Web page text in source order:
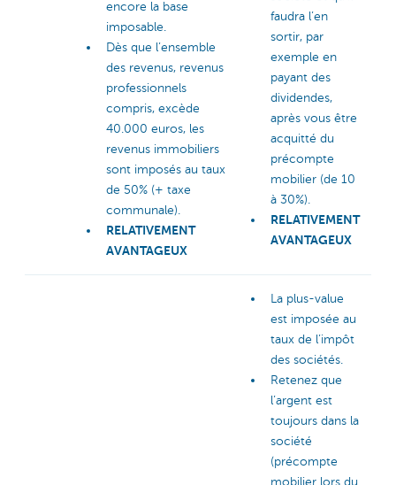
encore la base
imposable.
Dès que l’ensemble
des revenus, revenus
professionnels
compris, excède
40.000 euros, les
revenus immobiliers
sont imposés au taux
de 50% (+ taxe
communale).
RELATIVEMENT
AVANTAGEUX
faudra l’en
sortir, par
exemple en
payant des
dividendes,
après vous être
acquitté du
précompte
mobilier (de 10
à 30%).
RELATIVEMENT
AVANTAGEUX
La plus-value
est imposée au
taux de l’impôt
des sociétés.
Retenez que
l’argent est
toujours dans la
société
(précompte
mobilier lors du